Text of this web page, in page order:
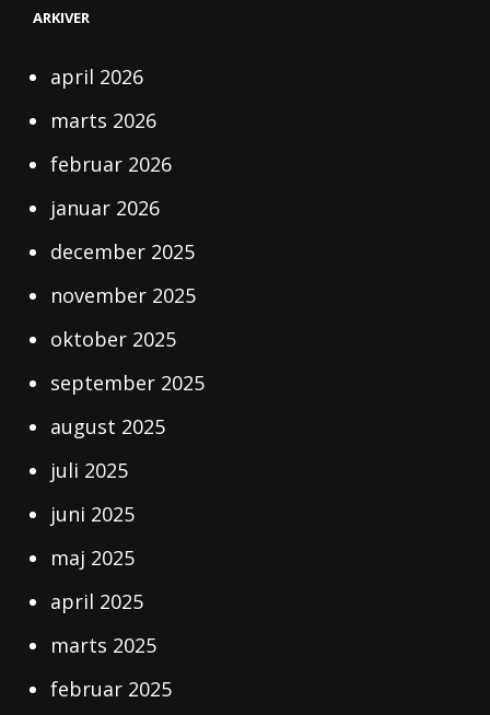
ARKIVER
april 2026
marts 2026
februar 2026
januar 2026
december 2025
november 2025
oktober 2025
september 2025
august 2025
juli 2025
juni 2025
maj 2025
april 2025
marts 2025
februar 2025